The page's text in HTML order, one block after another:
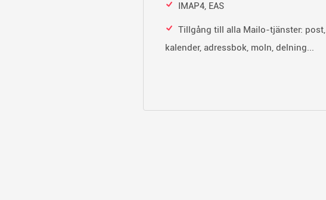
IMAP4, EAS
Tillgång till alla Mailo-tjänster: post,
kalender, adressbok, moln, delning...